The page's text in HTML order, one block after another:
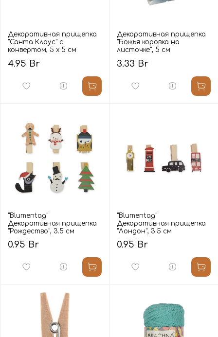
Декоративная прищепка
"Санта Клаус" с
конвертом, 5 х 5 см
4.95 Br
Декоративная прищепка
"Божья коровка на
листочке", 5 см
3.33 Br
"Blumentag"
Декоративная прищепка
"Рождество", 3.5 см
0.95 Br
"Blumentag"
Декоративная прищепка
"Лондон", 3.5 см
0.95 Br